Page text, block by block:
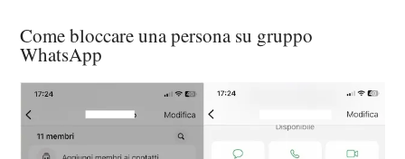
Come bloccare una persona su gruppo
WhatsApp